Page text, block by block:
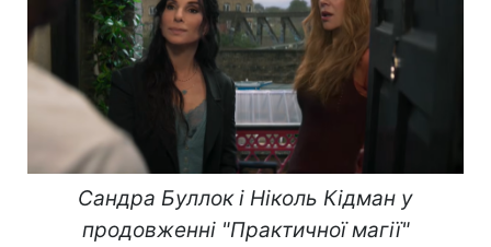
Сандра Буллок і Ніколь Кідман у
продовженні "Практичної магії"